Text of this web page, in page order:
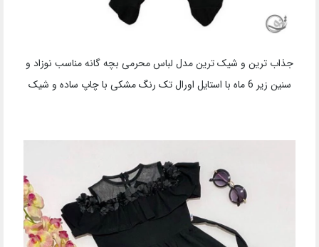
جذاب ترین و شیک ترین مدل لباس محرمی بچه گانه مناسب نوزاد و
سنین زیر 6 ماه با استایل اورال تک رنگ مشکی با چاپ ساده و شیک